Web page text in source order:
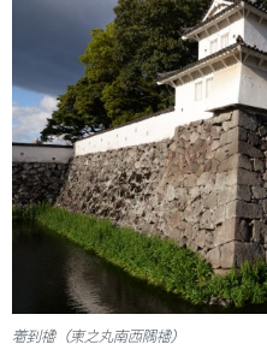
着到櫓（東之丸南西隅櫓）